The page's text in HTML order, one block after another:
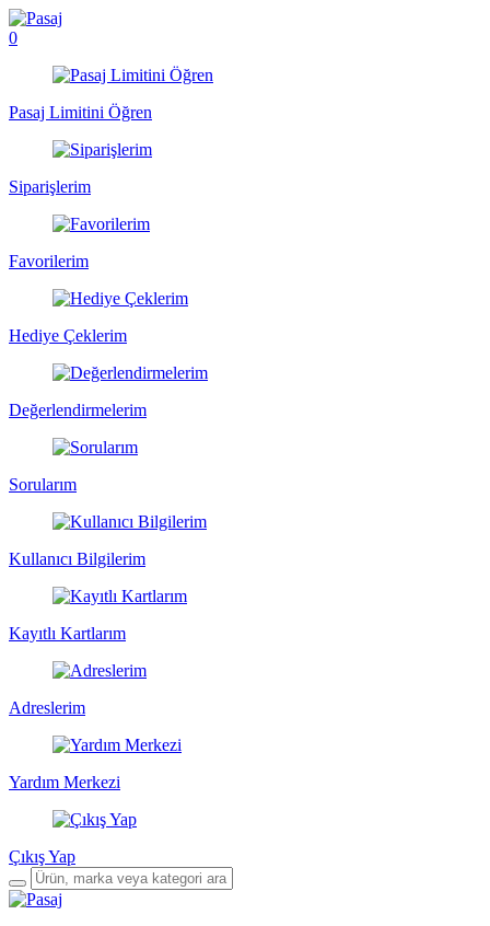
0
Pasaj Limitini Öğren
Siparişlerim
Favorilerim
Hediye Çeklerim
Değerlendirmelerim
Sorularım
Kullanıcı Bilgilerim
Kayıtlı Kartlarım
Adreslerim
Yardım Merkezi
Çıkış Yap